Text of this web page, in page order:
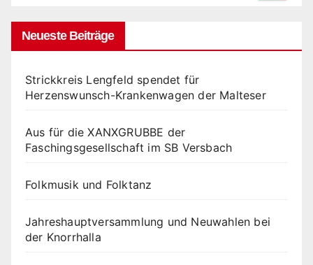
Neueste Beiträge
Strickkreis Lengfeld spendet für
Herzenswunsch-Krankenwagen der Malteser
Aus für die XANXGRUBBE der
Faschingsgesellschaft im SB Versbach
Folkmusik und Folktanz
Jahreshauptversammlung und Neuwahlen bei
der Knorrhalla